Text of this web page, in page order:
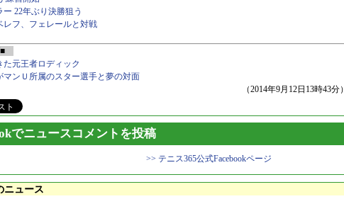
ー 22年ぶり決勝狙う
レフ、フェレールと対戦
■
た元王者ロディック
マンＵ所属のスター選手と夢の対面
（2014年9月12日13時43分）
でニュースコメントを投稿
>> テニス365公式Facebookページ
ニュース